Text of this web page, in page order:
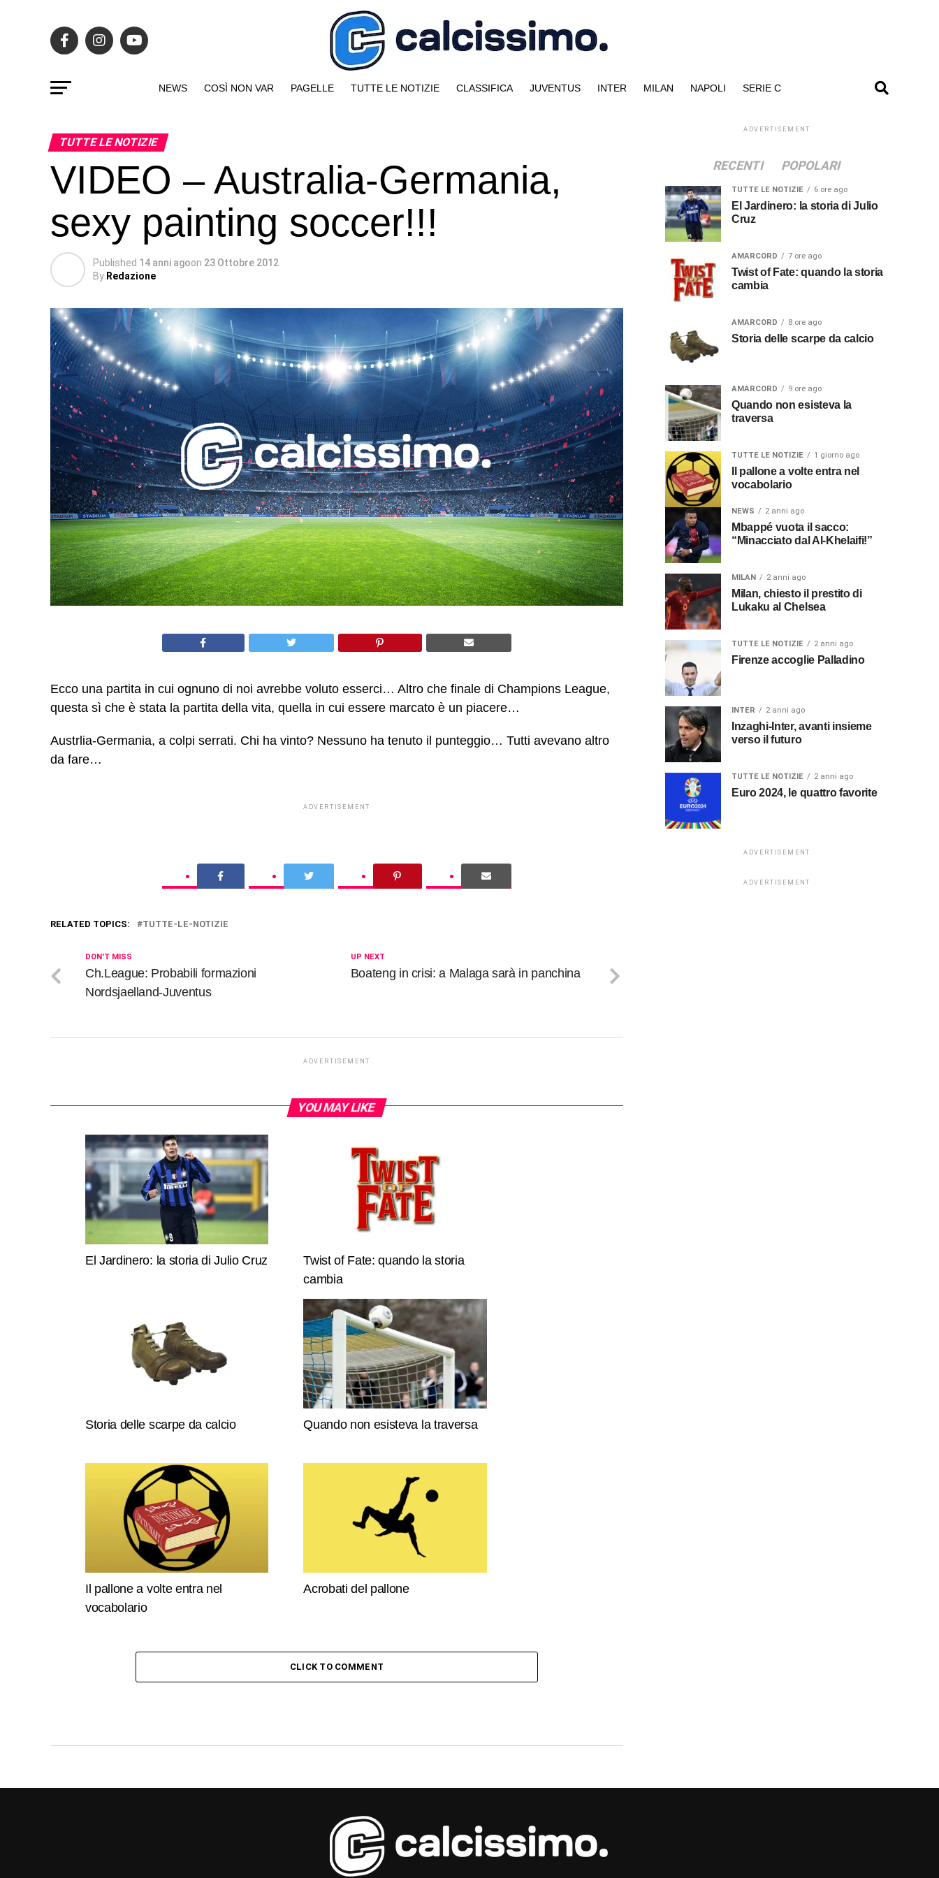
NEWS COSÌ NON VAR PAGELLE TUTTE LE NOTIZIE CLASSIFICA JUVENTUS INTER MILAN NAPOLI SERIE C
TUTTE LE NOTIZIE
VIDEO – Australia-Germania,
sexy painting soccer!!!
Published 14 anni agoon 23 Ottobre 2012
By Redazione
Ecco una partita in cui ognuno di noi avrebbe voluto esserci… Altro che finale di Champions League,
questa sì che è stata la partita della vita, quella in cui essere marcato è un piacere…
Austrlia-Germania, a colpi serrati. Chi ha vinto? Nessuno ha tenuto il punteggio… Tutti avevano altro
da fare…
ADVERTISEMENT
RELATED TOPICS: TUTTE-LE-NOTIZIE
UP NEXT
Boateng in crisi: a Malaga sarà in panchina
DON'T MISS
Ch.League: Probabili formazioni
Nordsjaelland-Juventus
ADVERTISEMENT
YOU MAY LIKE
El Jardinero: la storia di Julio Cruz
Twist of Fate: quando la storia
cambia
Storia delle scarpe da calcio Quando non esisteva la traversa
Il pallone a volte entra nel
vocabolario
Acrobati del pallone
CLICK TO COMMENT
ADVERTISEMENT
RECENTI POPOLARI
TUTTE LE NOTIZIE 6 ore ago
El Jardinero: la storia di Julio
Cruz
AMARCORD 7 ore ago
Twist of Fate: quando la storia
cambia
AMARCORD 8 ore ago
Storia delle scarpe da calcio
AMARCORD 9 ore ago
Quando non esisteva la
traversa
TUTTE LE NOTIZIE 1 giorno ago
Il pallone a volte entra nel
vocabolario
NEWS 2 anni ago
Mbappé vuota il sacco:
“Minacciato dal Al-Khelaifi!”
MILAN 2 anni ago
Milan, chiesto il prestito di
Lukaku al Chelsea
TUTTE LE NOTIZIE 2 anni ago
Firenze accoglie Palladino
INTER 2 anni ago
Inzaghi-Inter, avanti insieme
verso il futuro
TUTTE LE NOTIZIE 2 anni ago
Euro 2024, le quattro favorite
ADVERTISEMENT
ADVERTISEMENT